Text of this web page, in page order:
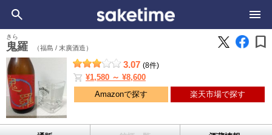
鬼羅
きら
（福島 /末廣酒造） bookmark
3.07 (8件)
shopping_cart ¥1,580 ～ ¥8,600
Amazonで探す 楽天市場で探す